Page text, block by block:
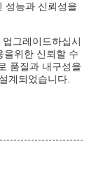
성능과 신뢰성을
그레이드하십시
을위한 신뢰할 수
품질과 내구성을
계되었습니다.